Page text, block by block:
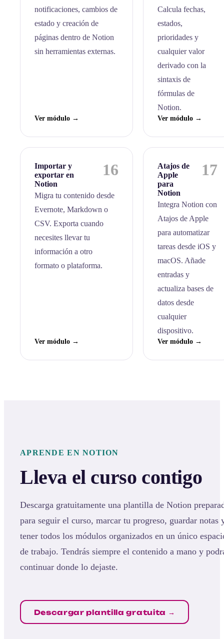
notificaciones, cambios de
estado y creación de
páginas dentro de Notion
sin herramientas externas.
Ver módulo →
Calcula fechas,
estados,
prioridades y
cualquier valor
derivado con la
sintaxis de
fórmulas de
Notion.
Ver módulo →
Importar y
exportar en
Notion
16
Migra tu contenido desde
Evernote, Markdown o
CSV. Exporta cuando
necesites llevar tu
información a otro
formato o plataforma.
Ver módulo →
Atajos de
Apple
para
Notion
17
Integra Notion con
Atajos de Apple
para automatizar
tareas desde iOS y
macOS. Añade
entradas y
actualiza bases de
datos desde
cualquier
dispositivo.
Ver módulo →
APRENDE EN NOTION
Lleva el curso contigo
Descarga gratuitamente una plantilla de Notion
para seguir el curso, marcar tu progreso, guardar notas
tener todos los módulos organizados en un único
de trabajo. Tendrás siempre el contenido a mano y
continuar donde lo dejaste.
Descargar plantilla gratuita →